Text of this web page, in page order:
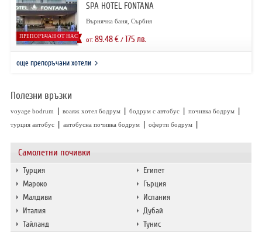
Самолетни почивки
Турция
Египет
Мароко
Гърция
Малдиви
Испания
Италия
Дубай
Тайланд
Тунис
ПРЕПОРЪЧАН ОТ НАС
SPA HOTEL FONTANA
Върнячка баня, Сърбия
от: 89.48€/ 175 лв.
още препоръчани хотели
Полезни връзки
voyage bodrum | воаяж хотел бодрум | бодрум с автобус | почивка бодрум |
турция автобус | автобусна почивка бодрум | оферти бодрум |